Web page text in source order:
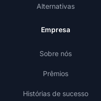
Alternativas
Empresa
Sobre nós
Prêmios
Histórias de sucesso